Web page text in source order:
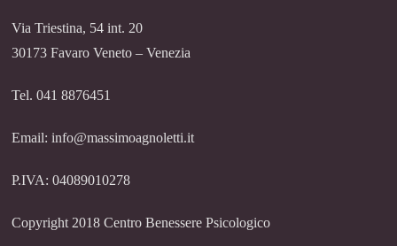
Via Triestina, 54 int. 20
30173 Favaro Veneto – Venezia
Tel. 041 8876451
Email: info@massimoagnoletti.it
P.IVA: 04089010278
Copyright 2018 Centro Benessere Psicologico